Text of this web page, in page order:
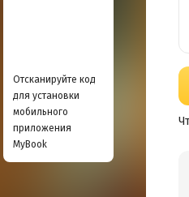
Отсканируйте код
для установки
мобильного
приложения
MyBook